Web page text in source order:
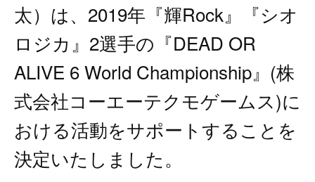
太）は、2019年『輝Rock』『シオ
ロジカ』2選手の『DEAD OR
ALIVE 6 World Championship』(株
式会社コーエーテクモゲームス)に
おける活動をサポートすることを
決定いたしました。